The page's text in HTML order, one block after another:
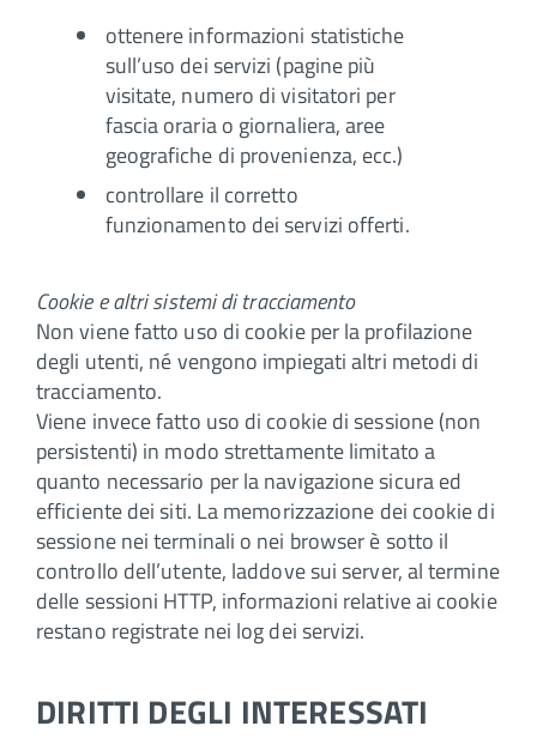
ottenere informazioni statistiche
sull’uso dei servizi (pagine più
visitate, numero di visitatori per
fascia oraria o giornaliera, aree
geografiche di provenienza, ecc.)
controllare il corretto
funzionamento dei servizi offerti.
Cookie e altri sistemi di tracciamento
Non viene fatto uso di cookie per la profilazione
degli utenti, né vengono impiegati altri metodi di
tracciamento.
Viene invece fatto uso di cookie di sessione (non
persistenti) in modo strettamente limitato a
quanto necessario per la navigazione sicura ed
efficiente dei siti. La memorizzazione dei cookie di
sessione nei terminali o nei browser è sotto il
controllo dell’utente, laddove sui server, al termine
delle sessioni HTTP, informazioni relative ai cookie
restano registrate nei log dei servizi.
DIRITTI DEGLI INTERESSATI